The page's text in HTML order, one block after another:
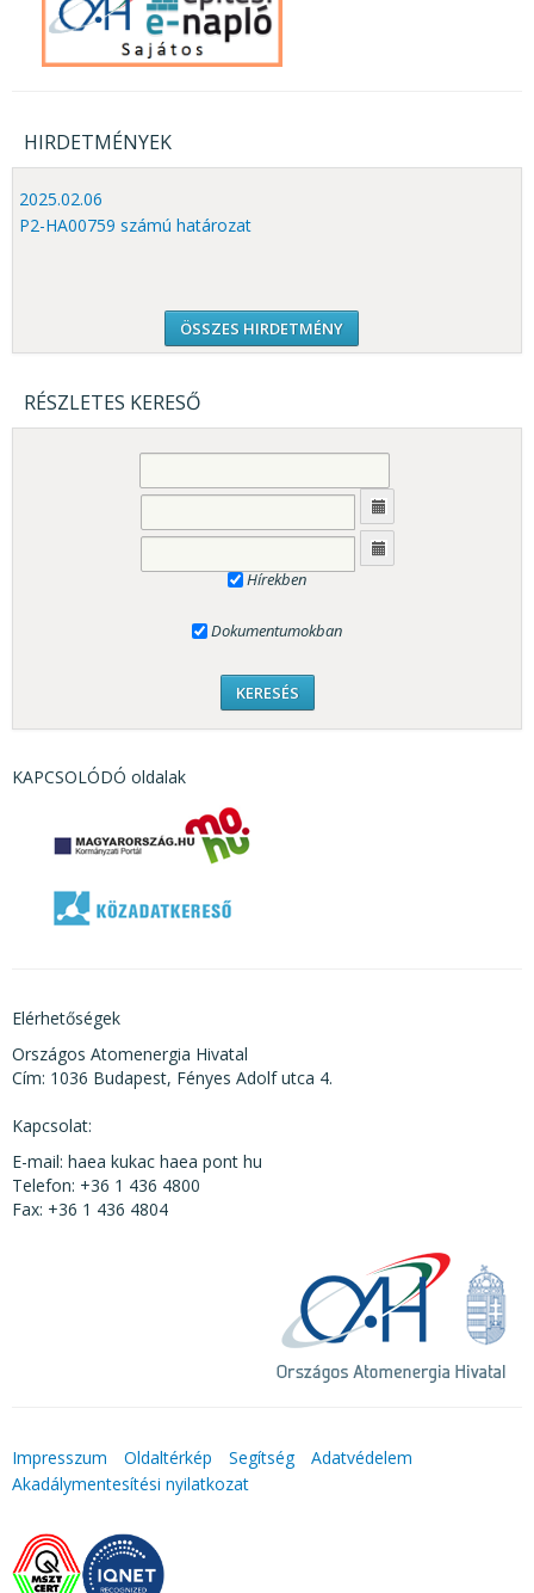
HIRDETMÉNYEK
2025.02.06
P2-HA00759 számú határozat
ÖSSZES HIRDETMÉNY
RÉSZLETES KERESŐ
Hírekben
Dokumentumokban
KAPCSOLÓDÓ oldalak
Elérhetőségek
Országos Atomenergia Hivatal
Cím: 1036 Budapest, Fényes Adolf utca 4.
Kapcsolat:
E-mail: haea kukac haea pont hu
Telefon: +36 1 436 4800
Fax: +36 1 436 4804
Impresszum Oldaltérkép Segítség
Adatvédelem
Akadálymentesítési nyilatkozat